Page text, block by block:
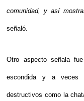
comunidad, y así
señaló.
Otro aspecto señala
escondida y a veces
destructivos como la